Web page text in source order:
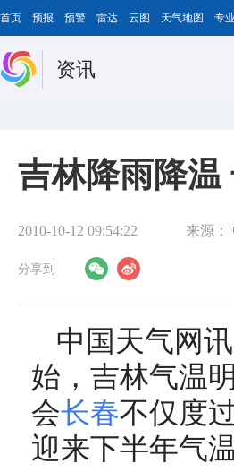
首页 预报 预警 雷达 云图 天气地图 专
资讯
吉林降雨降
2010-10-12 09:54:22 来源：
分享到
中国天气网
始，吉林气温
会长春不仅度
迎来下半年气